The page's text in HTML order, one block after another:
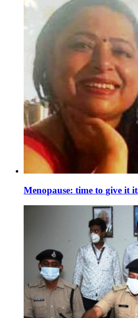
Menopause: time to give it